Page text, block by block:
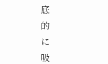
底
的
に
吸